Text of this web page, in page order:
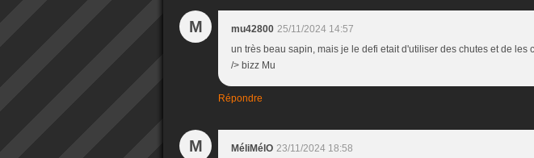
M mu42800 25/11/2024 14:57
un très beau sapin, mais je le defi etait d'utiliser des chutes et de les
/> bizz Mu
Répondre
M MéliMélO 23/11/2024 18:58